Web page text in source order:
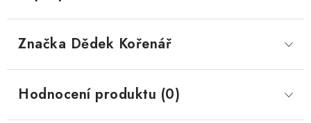
Značka Dědek Kořenář
Hodnocení produktu (0)